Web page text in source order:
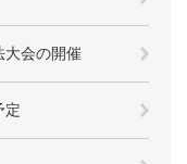
会の開催
定